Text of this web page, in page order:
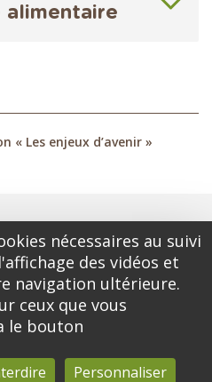
alimentaire
« Les enjeux d’avenir »
nécessaires au suivi
des vidéos et
navigation ultérieure.
ceux que vous
le bouton
Personnaliser